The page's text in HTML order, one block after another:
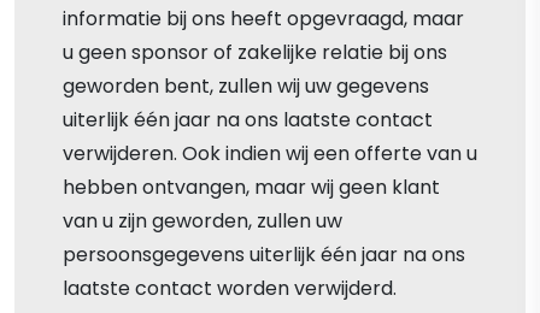
informatie bij ons heeft opgevraagd, maar
u geen sponsor of zakelijke relatie bij ons
geworden bent, zullen wij uw gegevens
uiterlijk één jaar na ons laatste contact
verwijderen. Ook indien wij een offerte van u
hebben ontvangen, maar wij geen klant
van u zijn geworden, zullen uw
persoonsgegevens uiterlijk één jaar na ons
laatste contact worden verwijderd.